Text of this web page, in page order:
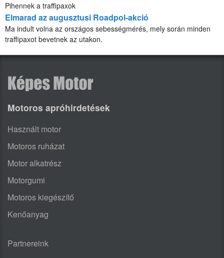
Pihennek a traffipaxok
Elmarad az augusztusi Roadpol-akció
Ma indult volna az országos sebességmérés, mely során minden
traffipaxot bevetnek az utakon.
Motoros apróhirdetések
Használt motor
Motoros ruházat
Motor alkatrész
Motorgumi
Motoros kiegészítő
Kenőanyag
Partnereink